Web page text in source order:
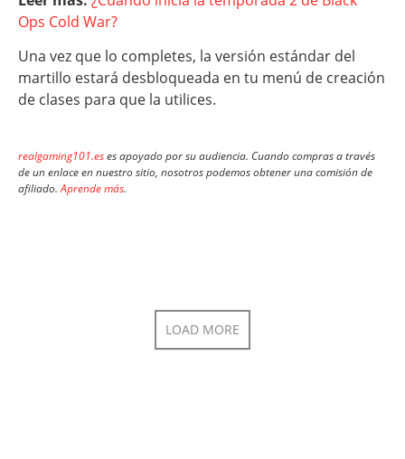
Ops Cold War?
Una vez que lo completes, la versión estándar del
martillo estará desbloqueada en tu menú de creación
de clases para que la utilices.
realgaming101.eses apoyado por su audiencia. Cuando compras a través
de un enlace en nuestro sitio, nosotros podemos obtener una comisión de
afiliado.Aprende más.
LOAD MORE